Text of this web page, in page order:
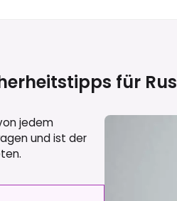
für
jedem
und ist der